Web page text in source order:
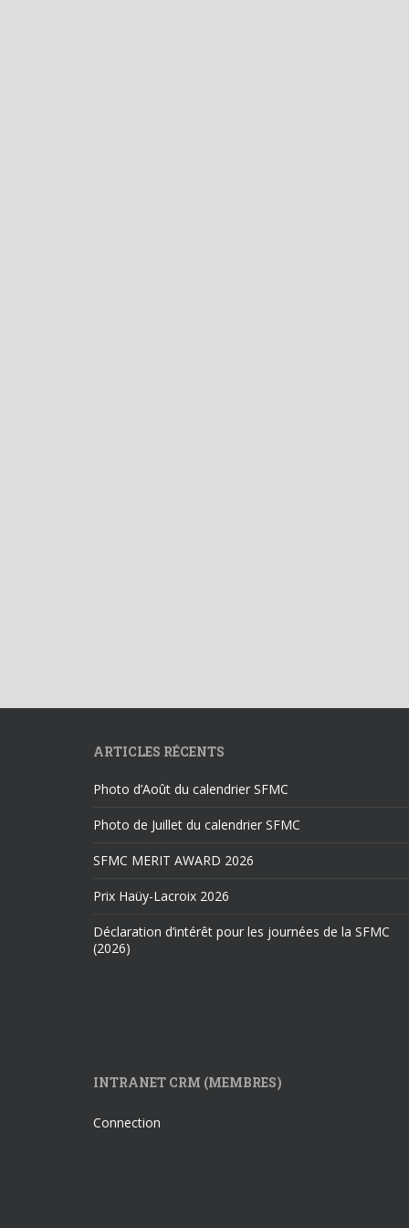
ARTICLES RÉCENTS
Photo d’Août du calendrier SFMC
Photo de Juillet du calendrier SFMC
SFMC MERIT AWARD 2026
Prix Haüy-Lacroix 2026
Déclaration d’intérêt pour les journées de la SFMC
(2026)
INTRANET CRM (MEMBRES)
Connection